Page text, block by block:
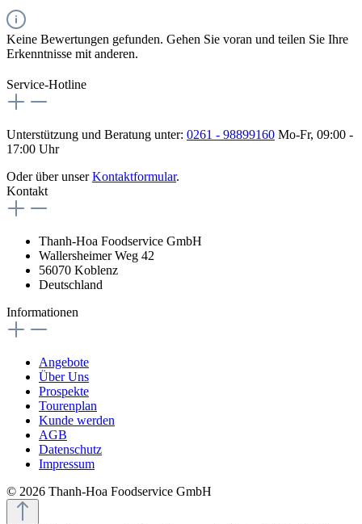
Keine Bewertungen gefunden. Gehen Sie voran und teilen Sie Ihre
Erkenntnisse mit anderen.
Service-Hotline
Unterstützung und Beratung unter: 0261 - 98899160 Mo-Fr, 09:00 -
17:00 Uhr
Oder über unserKontaktformular.
Kontakt
Thanh-Hoa Foodservice GmbH
Wallersheimer Weg 42
56070 Koblenz
Deutschland
Informationen
Angebote
Über Uns
Prospekte
Tourenplan
Kunde werden
AGB
Datenschutz
Impressum
© 2026 Thanh-Hoa Foodservice GmbH